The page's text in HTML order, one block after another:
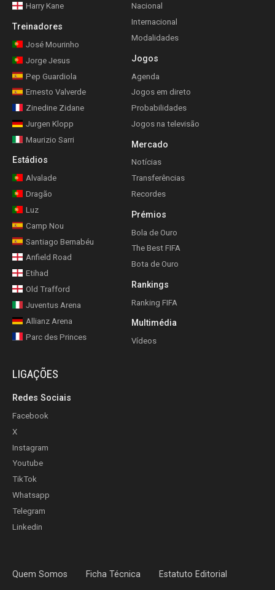
Harry Kane
Treinadores
José Mourinho
Jorge Jesus
Pep Guardiola
Ernesto Valverde
Zinedine Zidane
Jurgen Klopp
Maurizio Sarri
Estádios
Alvalade
Dragão
Luz
Camp Nou
Santiago Bernabéu
Anfield Road
Etihad
Old Trafford
Juventus Arena
Allianz Arena
Parc des Princes
Nacional
Internacional
Modalidades
Jogos
Agenda
Jogos em direto
Probabilidades
Jogos na televisão
Mercado
Notícias
Transferências
Recordes
Prémios
Bola de Ouro
The Best FIFA
Bota de Ouro
Rankings
Ranking FIFA
Multimédia
Vídeos
LIGAÇÕES
Redes Sociais
Facebook
X
Instagram
Youtube
TikTok
Whatsapp
Telegram
Linkedin
Quem Somos Ficha Técnica Estatuto Editorial